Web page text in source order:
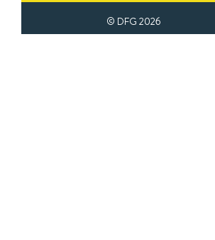
© DFG 2026